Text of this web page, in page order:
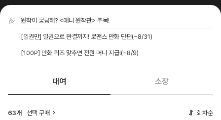
원작이 궁금해? <애니 원작관> 주목!
[일권만] 일권으로 완결까지! 로맨스 만화 단편(~8/31)
[100P] 만화 퀴즈 맞추면 전원 머니 지급!(~8/9)
대여 소장
63개 선택 구매 회차순